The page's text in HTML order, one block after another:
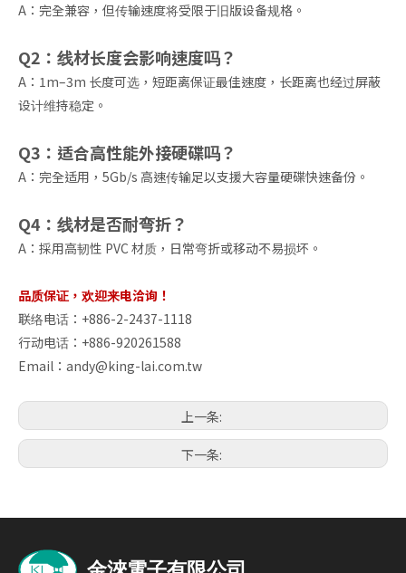
A：完全兼容，但传输速度将受限于旧版设备规格。
Q2：线材长度会影响速度吗？
A：1m–3m 长度可选，短距离保证最佳速度，长距离也经过屏蔽
设计维持稳定。
Q3：适合高性能外接硬碟吗？
A：完全适用，5Gb/s 高速传输足以支援大容量硬碟快速备份。
Q4：线材是否耐弯折？
A：採用高韧性 PVC 材质，日常弯折或移动不易损坏。
品质保证，欢迎来电洽询！
联络电话：+886-2-2437-1118
行动电话：+886-920261588
Email： andy@king-lai.com.tw
上一条:
下一条: